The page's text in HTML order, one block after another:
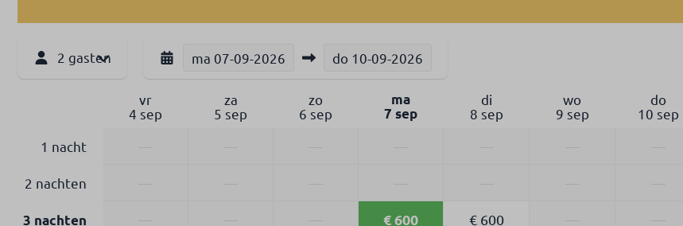
2 gasten ma 07-09-2026 do 10-09-2026
vr
4 sep
za
5 sep
zo
6 sep
ma
7 sep
di
8 sep
wo
9 sep
do
10 sep
1 nacht
2 nachten
3 nachten € 600 € 600